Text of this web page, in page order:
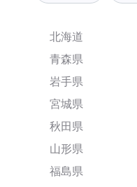
北海道
青森県
岩手県
宮城県
秋田県
山形県
福島県